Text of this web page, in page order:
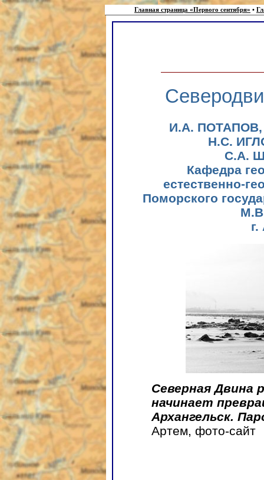
Главная страница «Первого сентября» •
И.А. ПОТАПОВ,
Н.С.
С.А.
Кафедра
естественно-
Поморского
Северная Двина
начинает
Архангельск.
Артем, фото-сайт